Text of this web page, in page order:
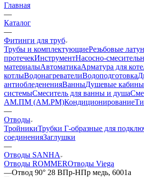
Главная
—
Каталог
—
Фитинги для труб
Трубы и комплектующиеРезьбовые
протечекИнструментНасосно-
материалыАвтоматикаАрматура для
котлыВодонагревателиВодоподготовка
антиобледененияВанныДушевые
системыСмеситель для ванны и душа
АМ.ПМ (AM.PM)Кондиционирование
—
Отводы
ТройникиТрубки Г-образные для
соединенияЗаглушки
—
Отводы SANHA
Отводы ROMMERОтводы Viega
—Отвод 90° 28 ВПр-НПр медь, 6001a